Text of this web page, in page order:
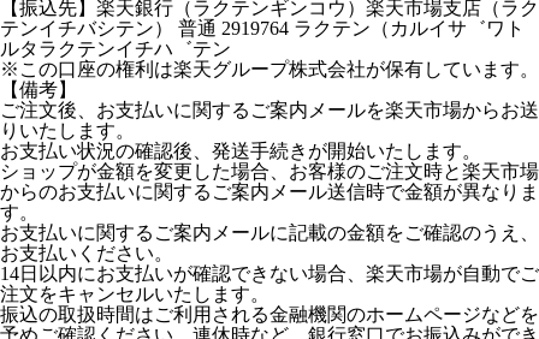
【振込先】楽天銀行（ラクテンギンコウ）楽天市場支店（ラク
テンイチバシテン） 普通 2919764 ラクテン（カルイサ゛ワト
ルタラクテンイチハ゛テン
※この口座の権利は楽天グループ株式会社が保有しています。
【備考】
ご注文後、お支払いに関するご案内メールを楽天市場からお送
りいたします。
お支払い状況の確認後、発送手続きが開始いたします。
ショップが金額を変更した場合、お客様のご注文時と楽天市場
からのお支払いに関するご案内メール送信時で金額が異なりま
す。
お支払いに関するご案内メールに記載の金額をご確認のうえ、
お支払いください。
14日以内にお支払いが確認できない場合、楽天市場が自動でご
注文をキャンセルいたします。
振込の取扱時間はご利用される金融機関のホームページなどを
予めご確認ください。連休時など、銀行窓口でお振込みができ